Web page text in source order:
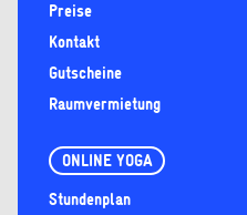
Preise
Kontakt
Gutscheine
Raumvermietung
ONLINE YOGA
Stundenplan